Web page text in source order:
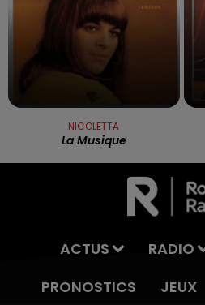
NICOLETTA
La Musique
ACTUS RADIO
PRONOSTICS
JEUX